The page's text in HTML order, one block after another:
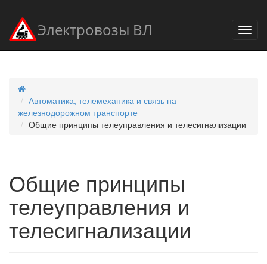
Электровозы ВЛ
Автоматика, телемеханика и связь на
железнодорожном транспорте
Общие принципы телеуправления и телесигнализации
Общие принципы
телеуправления и
телесигнализации